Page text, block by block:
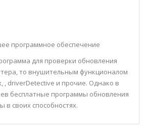
программное обеспечение
для проверки обновления
то внушительным функционалом
, driverDetective и прочие. Однако в
бесплатные программы обновления
в своих способностях.